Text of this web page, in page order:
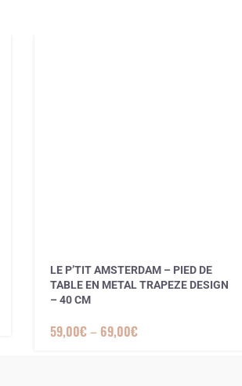
LE P’TIT AMSTERDAM – PIED DE
TABLE EN METAL TRAPEZE DESIGN
– 40 CM
59,00€– 69,00€